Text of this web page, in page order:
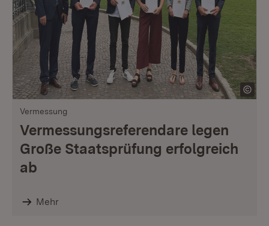
Vermessung
Vermessungsreferendare legen
Große Staatsprüfung erfolgreich
ab
Mehr